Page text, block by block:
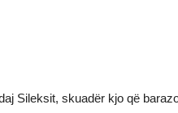
Sileksit, skuadër kjo që